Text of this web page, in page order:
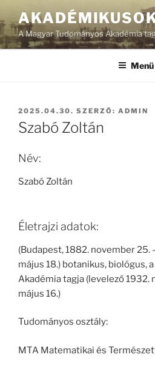
A Magyar Tudományos Akadémia
Menü
BEKÜLDVE:
2025.04.30. SZERZŐ: ADMIN
Szabó Zoltán
Név:
Szabó Zoltán
Életrajzi adatok:
(Budapest, 1882. november 25.
május 18.) botanikus, biológus,
Akadémia tagja (levelező 1932.
május 16.)
Tudományos osztály:
MTA Matematikai és